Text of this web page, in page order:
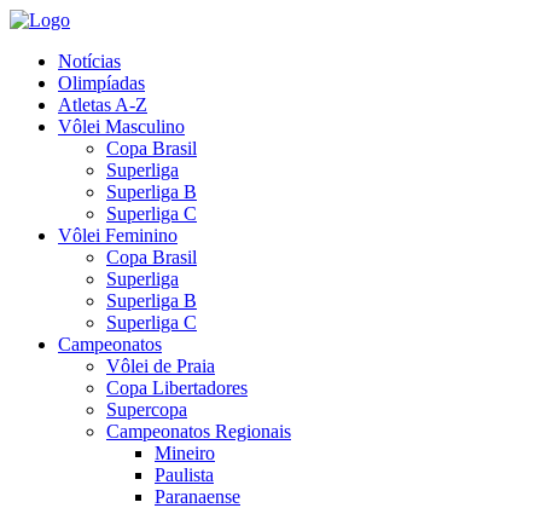
Notícias
Olimpíadas
Atletas A-Z
Vôlei Masculino
Copa Brasil
Superliga
Superliga B
Superliga C
Vôlei Feminino
Copa Brasil
Superliga
Superliga B
Superliga C
Campeonatos
Vôlei de Praia
Copa Libertadores
Supercopa
Campeonatos Regionais
Mineiro
Paulista
Paranaense